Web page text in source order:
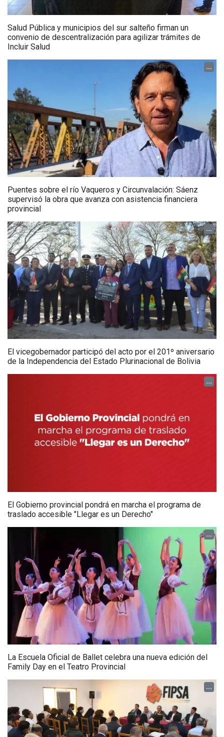
Salud Pública y municipios del sur salteño firman un
convenio de descentralización para agilizar trámites de
Incluir Salud
...
Puentes sobre el río Vaqueros y Circunvalación: Sáenz
supervisó la obra que avanza con asistencia financiera
provincial
...
El vicegobernador participó del acto por el 201º aniversario
de la Independencia del Estado Plurinacional de Bolivia
...
El Gobierno provincial pondrá en marcha el programa de
traslado accesible "Llegar es un Derecho"
...
La Escuela Oficial de Ballet celebra una nueva edición del
Family Day en el Teatro Provincial
...